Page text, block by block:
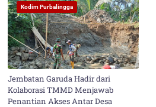
Kodim Purbalingga
Jembatan Garuda Hadir dari
Kolaborasi TMMD Menjawab
Penantian Akses Antar Desa